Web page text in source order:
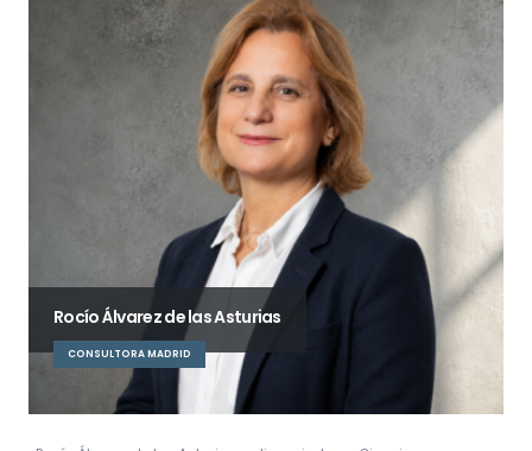
Rocío Álvarez de las Asturias
CONSULTORA MADRID